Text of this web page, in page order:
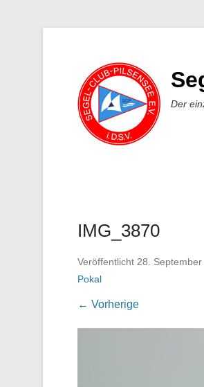
Der
IMG_3870
Veröffentlicht 28. September
Pokal
← Vorherige